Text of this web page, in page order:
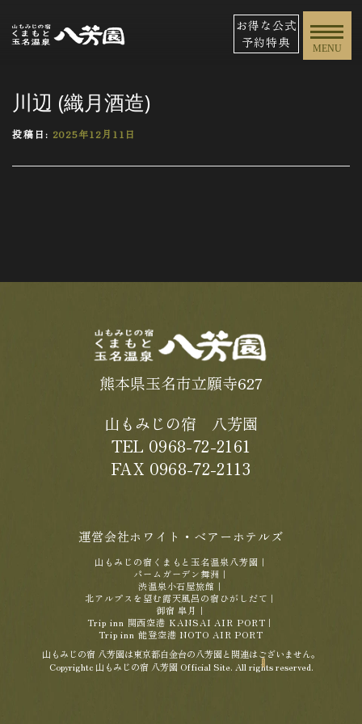
お得な公式
予約特典
MENU
川辺 (織月酒造)
投稿日: 2025年12月11日
熊本県玉名市立願寺627
山もみじの宿 八芳園
TEL 0968-72-2161
FAX 0968-72-2113
運営会社ホワイト・ベアーホテルズ
山もみじの宿くまもと玉名温泉八芳園 ｜
パームガーデン舞洲 ｜
渋温泉小石屋旅館 ｜
北アルプスを望む露天風呂の宿ひがしだて ｜
御宿 皐月 ｜
Trip inn 関西空港 KANSAI AIR PORT ｜
Trip inn 能登空港 NOTO AIR PORT
山もみじの宿 八芳園は東京都白金台の八芳園と関連はございません。
Copyrightc 山もみじの宿 八芳園 Official Site. All rights reserved.